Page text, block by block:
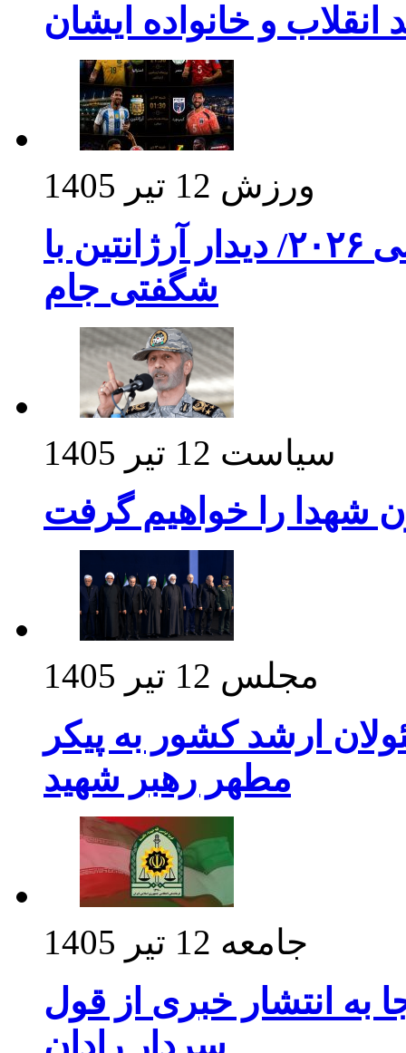
انقلاب و خانواده ایشان
ورزش 12 تیر 1405
برنامه بازی های امشب جام جهانی ۲۰۲۶/ دیدار آرژانتین با
شگفتی جام
سیاست 12 تیر 1405
شهدا را خواهیم گرفت
مجلس 12 تیر 1405
ارشد کشور به پیکر
مطهر رهبر شهید
جامعه 12 تیر 1405
به انتشار خبری از قول